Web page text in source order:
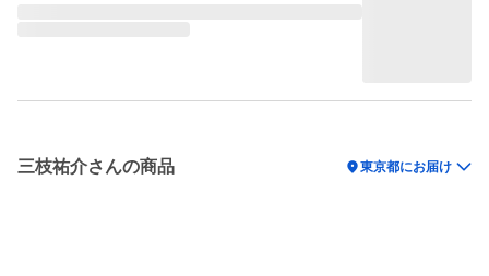
三枝祐介さんの商品 location_on東京都にお届け